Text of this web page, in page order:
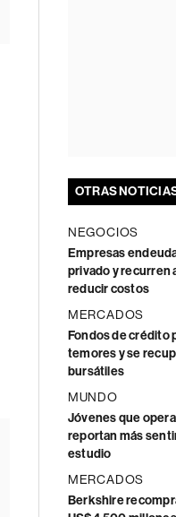
OTRAS
NEGOCIOS
Empresas
privado y recurren
reducir costos
MERCADOS
Fondos de crédito
temores y se
bursátiles
MUNDO
Jóvenes que
reportan más
estudio
MERCADOS
Berkshire